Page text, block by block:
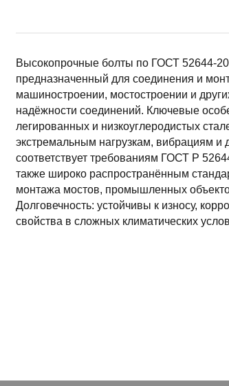
Высокопрочные болты по ГОСТ 52644-
предназначенный для соединения и
машиностроении, мостостроении и
надёжности соединений. Ключевые
легированных и низкоуглеродистых
экстремальным нагрузкам, вибрациям и
соответствует требованиям ГОСТ Р
также широко распространённым
монтажа мостов, промышленных
Долговечность: устойчивы к износу,
свойства в сложных климатических